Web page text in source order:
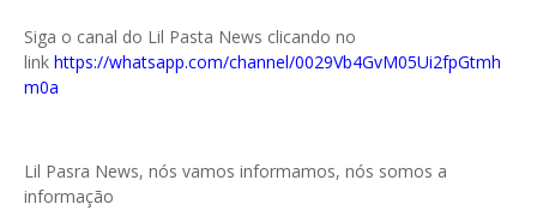
Siga o canal do Lil Pasta News clicando no
link https://whatsapp.com/channel/0029Vb4GvM05Ui2fpGtmh
m0a
Lil Pasra News, nós vamos informamos, nós somos a
informação